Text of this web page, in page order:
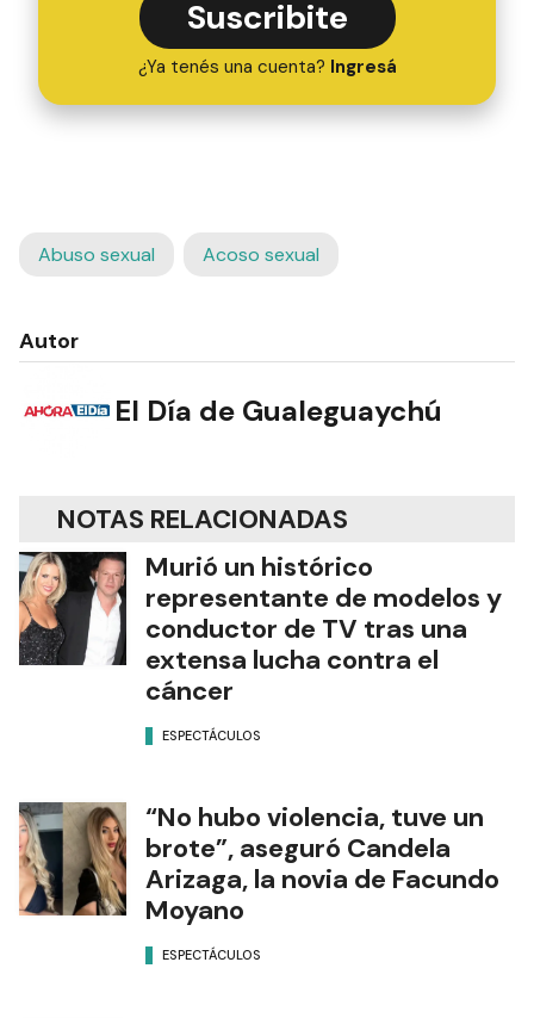
Suscribite
¿Ya tenés una cuenta? Ingresá
Abuso sexual Acoso sexual
Autor
El Día de Gualeguaychú
NOTAS RELACIONADAS
Murió un histórico
representante de modelos y
conductor de TV tras una
extensa lucha contra el
cáncer
ESPECTÁCULOS
“No hubo violencia, tuve un
brote”, aseguró Candela
Arizaga, la novia de Facundo
Moyano
ESPECTÁCULOS